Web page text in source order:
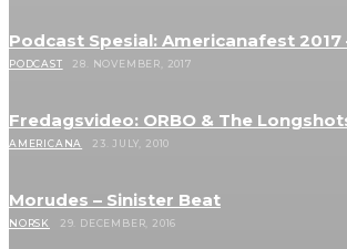
Podcast Spesial: Americanafest 2017
PODCAST 28. NOVEMBER, 2017
Fredagsvideo: ORBO & The
AMERICANA 23. JULY, 2010
Morudes – Sinister Beat
NORSK 29. DECEMBER, 2016